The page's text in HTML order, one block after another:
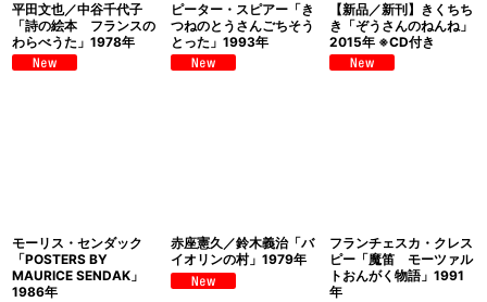
平田文也／中谷千代子
「詩の絵本 フランスの
わらべうた」1978年
ピーター・スピアー「き
つねのとうさんごちそう
とった」1993年
【新品／新刊】きくちち
き「ぞうさんのねんね」
2015年 ※CD付き
モーリス・センダック
「POSTERS BY
MAURICE SENDAK」
1986年
赤座憲久／鈴木義治「バ
イオリンの村」1979年
フランチェスカ・クレス
ピー「魔笛 モーツァル
トおんがく物語」1991
年